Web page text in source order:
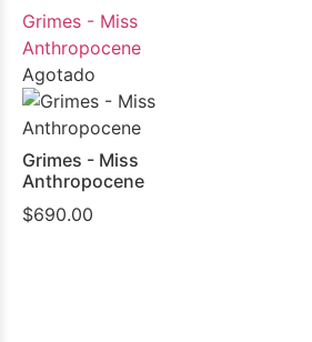
Grimes - Miss
Anthropocene
Agotado
Grimes - Miss
Anthropocene
$690.00